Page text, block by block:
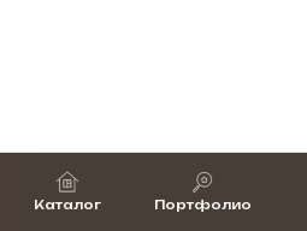
Каталог Портфолио